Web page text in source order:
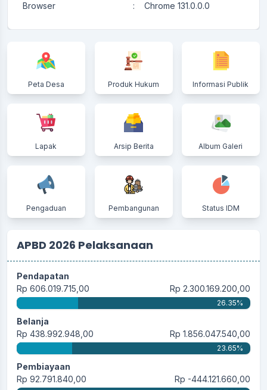
Browser
: Chrome 131.0.0.0
Peta Desa Produk Hukum Informasi Publik
Lapak Arsip Berita Album Galeri
Pengaduan Pembangunan Status IDM
APBD 2026 Pelaksanaan
Pendapatan
Rp 606.019.715,00
Rp 2.300.169.200,00
26.35%
Belanja
Rp 438.992.948,00
Rp 1.856.047.540,00
23.65%
Pembiayaan
Rp 92.791.840,00
Rp -444.121.660,00